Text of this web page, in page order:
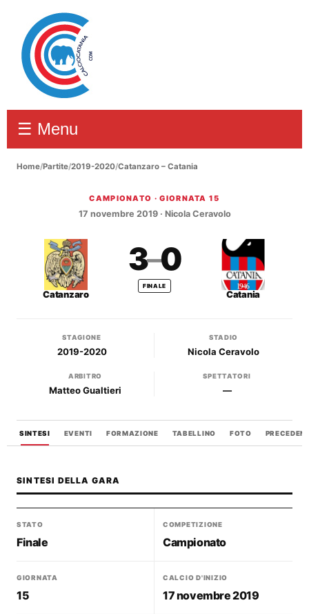
☰ Menu
Home/Partite/2019-2020/Catanzaro – Catania
Catanzaro – Catania 3–0CAMPIONATO · GIORNATA 15
17 novembre 2019 · Nicola Ceravolo
Catanzaro
3–0
FINALE
Catania
STAGIONE
2019-2020
STADIO
Nicola Ceravolo
ARBITRO
Matteo Gualtieri
SPETTATORI
—
SINTESI EVENTI FORMAZIONE TABELLINO FOTO
SINTESI DELLA GARA
STATO
Finale
COMPETIZIONE
Campionato
GIORNATA
15
CALCIO D'INIZIO
17 novembre 2019